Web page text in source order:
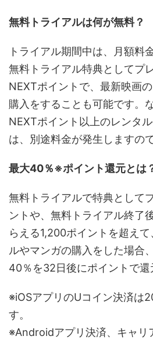
無料トライアルは何が無料？
トライアル期間中は、月額料
無料トライアル特典としてプ
NEXTポイントで、最新映画
購入をすることも可能です。
NEXTポイント以上のレンタ
は、別途料金が発生しますの
最大40％※ポイント還元とは
無料トライアルで特典として
ントや、無料トライアル終了
らえる1,200ポイントを超え
ルやマンガの購入をした場合
40％を32日後にポイントで還
※iOSアプリのUコイン決済は
す。
※Androidアプリ決済、キャリ